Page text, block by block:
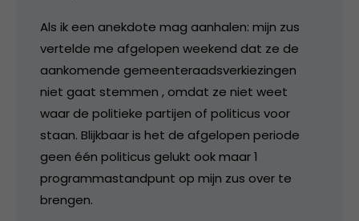
Als ik een anekdote mag aanhalen: mijn zus
vertelde me afgelopen weekend dat ze de
aankomende gemeenteraadsverkiezingen
niet gaat stemmen , omdat ze niet weet
waar de politieke partijen of politicus voor
staan. Blijkbaar is het de afgelopen periode
geen één politicus gelukt ook maar 1
programmastandpunt op mijn zus over te
brengen.